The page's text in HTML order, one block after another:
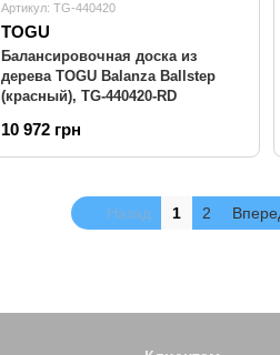
Артикул: TG-440420
TOGU
Балансировочная доска из
дерева TOGU Balanza Ballstep
(красный), TG-440420-RD
10 972 грн
Назад 1 2